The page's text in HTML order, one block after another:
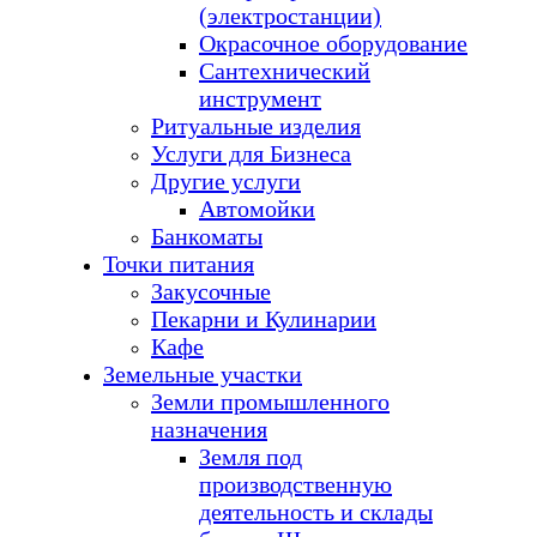
(электростанции)
Окрасочное оборудование
Сантехнический
инструмент
Ритуальные изделия
Услуги для Бизнеса
Другие услуги
Автомойки
Банкоматы
Точки питания
Закусочные
Пекарни и Кулинарии
Кафе
Земельные участки
Земли промышленного
назначения
Земля под
производственную
деятельность и склады